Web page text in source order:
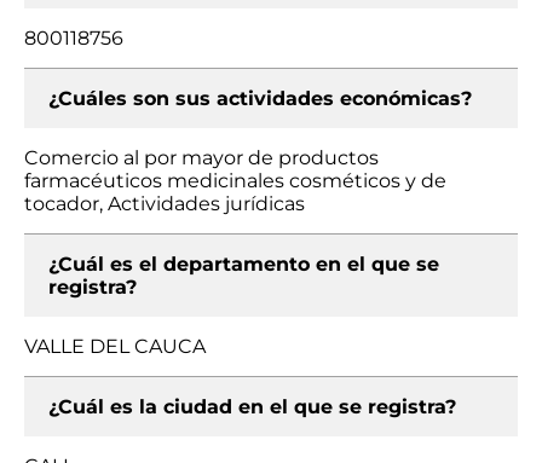
800118756
¿Cuáles son sus actividades económicas?
Comercio al por mayor de productos
farmacéuticos medicinales cosméticos y de
tocador, Actividades jurídicas
¿Cuál es el departamento en el que se
registra?
VALLE DEL CAUCA
¿Cuál es la ciudad en el que se registra?